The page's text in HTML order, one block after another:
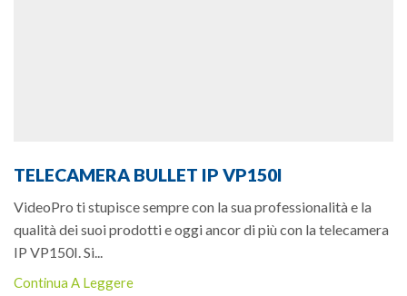
TELECAMERA BULLET IP VP150I
VideoPro ti stupisce sempre con la sua professionalità e la
qualità dei suoi prodotti e oggi ancor di più con la telecamera
IP VP150I. Si...
Continua A Leggere